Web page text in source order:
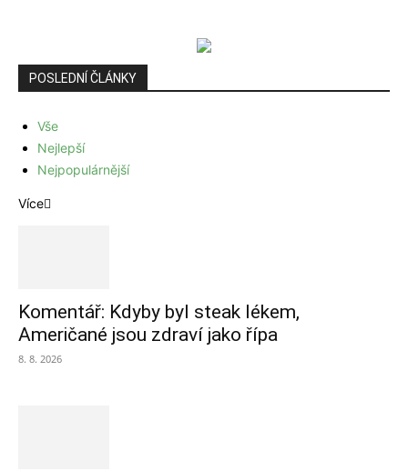
POSLEDNÍ ČLÁNKY
Vše
Nejlepší
Nejpopulárnější
Více
Komentář: Kdyby byl steak lékem,
Američané jsou zdraví jako řípa
8. 8. 2026